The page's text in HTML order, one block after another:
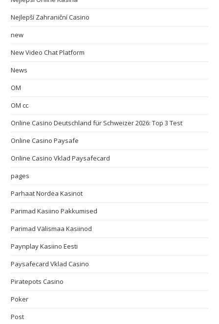
Nejlepší Zahraniční Casino
new
New Video Chat Platform
News
OM
OM cc
Online Casino Deutschland für Schweizer 2026: Top 3 Test
Online Casino Paysafe
Online Casino Vklad Paysafecard
pages
Parhaat Nordea Kasinot
Parimad Kasiino Pakkumised
Parimad Välismaa Kasiinod
Paynplay Kasiino Eesti
Paysafecard Vklad Casino
Piratepots Casino
Poker
Post